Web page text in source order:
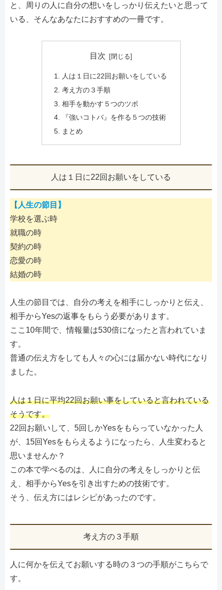
と、周りの人に自分の想いをしっかり伝えたいと思って
いる、そんなあなたにおすすめの一冊です。
目次
人は１日に22回お願いをしている
考え方の３手順
相手を動かす５つのツボ
『強いコトバ』を作る５つの技術
まとめ
人は１日に22回お願いをしている
【人生の節目】
学校を選ぶ時
就職の時
契約の時
恋愛の時
結婚の時
人生の節目では、自分の考えを相手にしっかりと伝え、
相手からYesの返事をもらう必要があります。
ここ10年間で、情報量は530倍になったと言われていま
す。
普通の伝え方をしても人々の心には届かない時代になり
ました。
人は１日に平均22回お願い事をしていると言われている
そうです。
22回お願いして、5回しかYesをもらっていなかった人
が、15回Yesをもらえるようになったら、人生変わると
思いませんか？
この本で学べるのは、人に自分の考えをしっかりと伝
え、相手からYesを引き出すための技術です。
そう、伝え方にはレシピがあったのです。
考え方の３手順
人に何かを伝えてお願いする時の３つの手順がこちらで
す。